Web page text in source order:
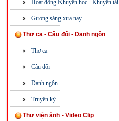
Hoạt động Khuyến học - Khuyến tài
Gương sáng xưa nay
Thơ ca - Câu đối - Danh ngôn
Thơ ca
Câu đối
Danh ngôn
Truyện ký
Thư viện ảnh - Video Clip